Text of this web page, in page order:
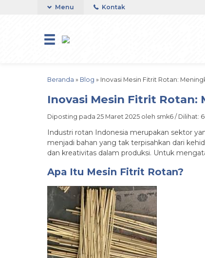
Menu Kontak
Beranda » Blog » Inovasi Mesin Fitrit Rotan:
Inovasi Mesin Fitrit
Diposting pada 25 Maret 2025 oleh smk6 / Dilihat:
Industri rotan Indonesia merupakan sektor
menjadi bahan yang tak terpisahkan dari
dan kreativitas dalam produksi. Untuk
Apa Itu Mesin Fitrit Rotan?